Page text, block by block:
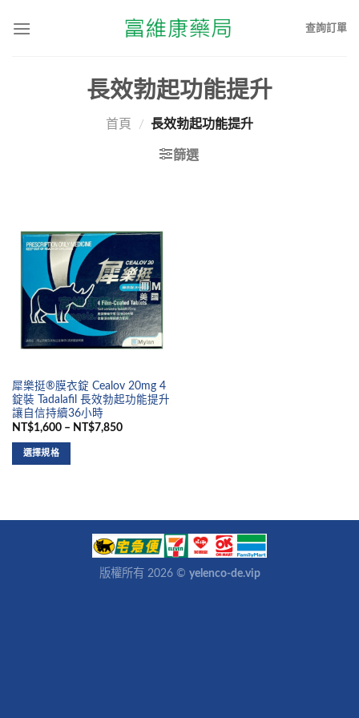
查詢訂單
長效勃起功能提升
首頁 / 長效勃起功能提升
篩選
犀樂挺®膜衣錠 Cealov 20mg 4
錠裝 Tadalafil 長效勃起功能提升
讓自信持續36小時
NT$1,600 – NT$7,850
選擇規格
版權所有 2026 © yelenco-de.vip